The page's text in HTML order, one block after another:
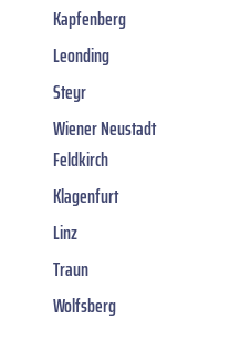
Kapfenberg
Leonding
Steyr
Wiener Neustadt
Feldkirch
Klagenfurt
Linz
Traun
Wolfsberg